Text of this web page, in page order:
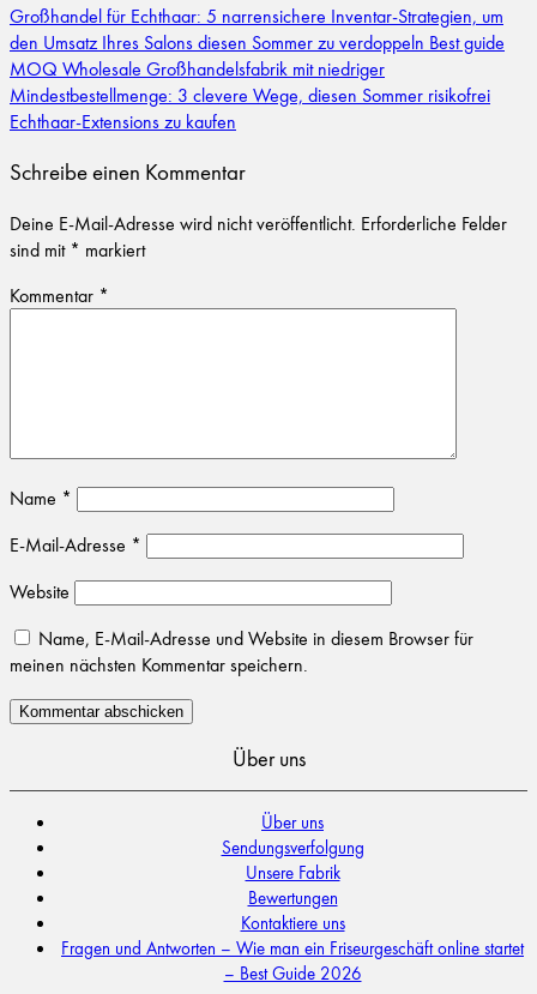
Großhandel für Echthaar: 5 narrensichere Inventar-Strategien, um
den Umsatz Ihres Salons diesen Sommer zu verdoppeln Best guide
MOQ Wholesale Großhandelsfabrik mit niedriger
Mindestbestellmenge: 3 clevere Wege, diesen Sommer risikofrei
Echthaar-Extensions zu kaufen
Schreibe einen Kommentar
Deine E-Mail-Adresse wird nicht veröffentlicht. Erforderliche Felder
sind mit * markiert
Kommentar *
Name *
E-Mail-Adresse *
Website
Name, E-Mail-Adresse und Website in diesem Browser für
meinen nächsten Kommentar speichern.
Über uns
Über uns
Sendungsverfolgung
Unsere Fabrik
Bewertungen
Kontaktiere uns
Fragen und Antworten – Wie man ein Friseurgeschäft online startet
– Best Guide 2026